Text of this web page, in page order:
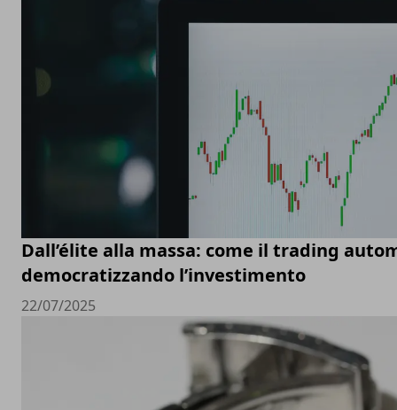
Dall’élite alla massa: come il trading
democratizzando l’investimento
22/07/2025